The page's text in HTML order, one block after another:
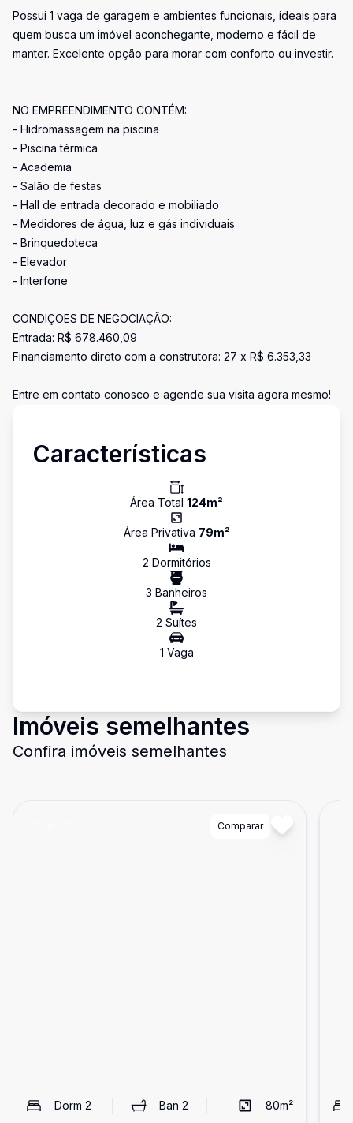
Possui 1 vaga de garagem e ambientes funcionais, ideais para
quem busca um imóvel aconchegante, moderno e fácil de
manter. Excelente opção para morar com conforto ou investir.
NO EMPREENDIMENTO CONTÉM:
- Hidromassagem na piscina
- Piscina térmica
- Academia
- Salão de festas
- Hall de entrada decorado e mobiliado
- Medidores de água, luz e gás individuais
- Brinquedoteca
- Elevador
- Interfone
CONDIÇOES DE NEGOCIAÇÃO:
Entrada: R$ 678.460,09
Financiamento direto com a construtora: 27 x R$ 6.353,33
Entre em contato conosco e agende sua visita agora mesmo!
Características
Área Total 124m²
Área Privativa 79m²
2 Dormitórios
3 Banheiros
2 Suítes
1 Vaga
Imóveis semelhantes
Confira imóveis semelhantes
Comparar
Dorm 2 Ban2 80m²